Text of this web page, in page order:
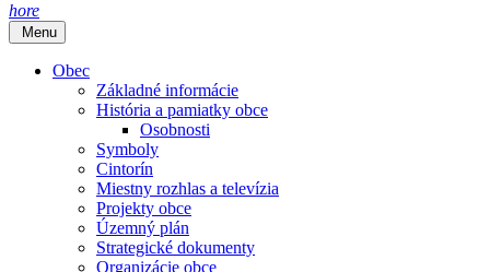
hore
Menu
Obec
Základné informácie
História a pamiatky obce
Osobnosti
Symboly
Cintorín
Miestny rozhlas a televízia
Projekty obce
Územný plán
Strategické dokumenty
Organizácie obce